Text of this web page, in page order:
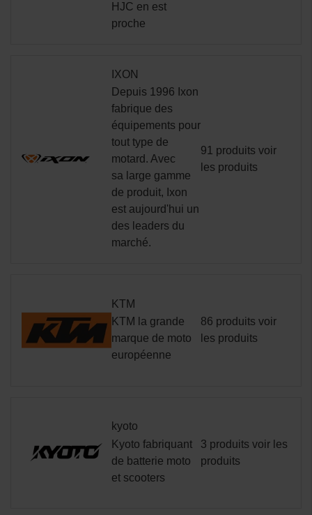
HJC en est
proche
IXON
Depuis 1996 Ixon
fabrique des
équipements pour
tout type de
motard. Avec
sa large gamme
de produit, Ixon
est aujourd'hui un
des leaders du
marché.
91 produits voir
les produits
KTM
KTM la grande
marque de moto
européenne
86 produits voir
les produits
kyoto
Kyoto fabriquant
de batterie moto
et scooters
3 produits voir les
produits